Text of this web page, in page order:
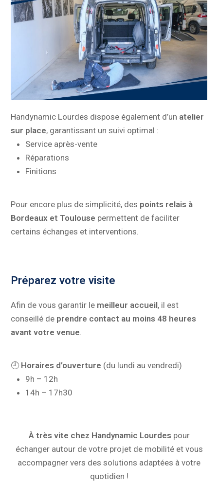
Handynamic Lourdes dispose également d’un atelier
sur place, garantissant un suivi optimal :
Service après-vente
Réparations
Finitions
Pour encore plus de simplicité, des points relais à
Bordeaux et Toulouse permettent de faciliter
certains échanges et interventions.
Préparez votre visite
Afin de vous garantir le meilleur accueil, il est
conseillé de prendre contact au moins 48 heures
avant votre venue
🕘 Horaires d’ouverture (du lundi au vendredi)
9h – 12h
14h – 17h30
À très vite chez Handynamic Lourdespour
échanger autour de votre projet de mobilité et vous
accompagner vers des solutions adaptées à votre
quotidien !